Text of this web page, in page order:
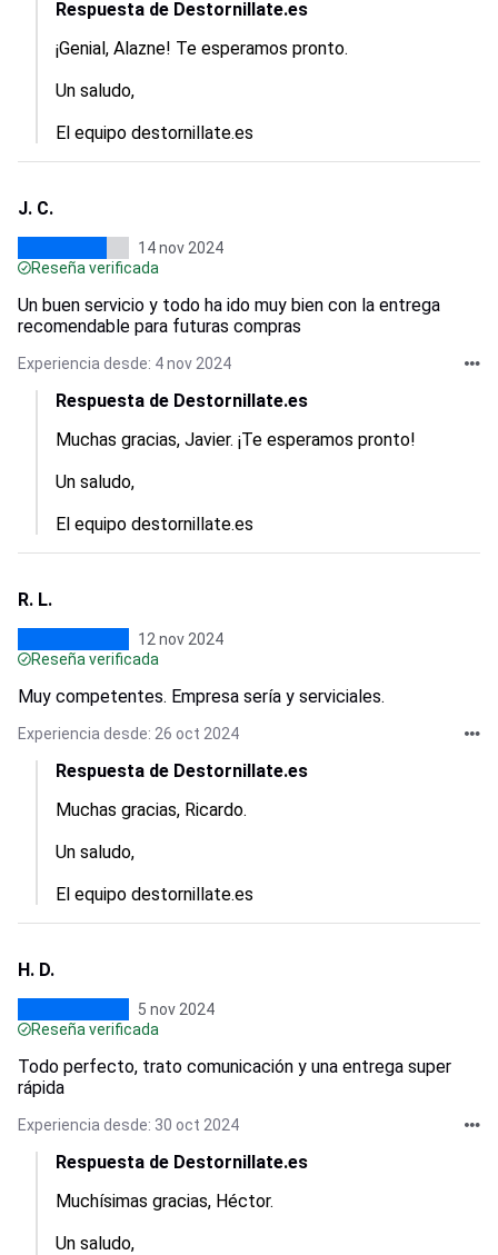
Respuesta de Destornillate.es
¡Genial, Alazne! Te esperamos pronto.
Un saludo,
El equipo destornillate.es
J. C.
14 nov 2024
Reseña verificada
Un buen servicio y todo ha ido muy bien con la entrega
recomendable para futuras compras
Experiencia desde: 4 nov 2024
Respuesta de Destornillate.es
Muchas gracias, Javier. ¡Te esperamos pronto!
Un saludo,
El equipo destornillate.es
R. L.
12 nov 2024
Reseña verificada
Muy competentes. Empresa sería y serviciales.
Experiencia desde: 26 oct 2024
Respuesta de Destornillate.es
Muchas gracias, Ricardo.
Un saludo,
El equipo destornillate.es
H. D.
5 nov 2024
Reseña verificada
Todo perfecto, trato comunicación y una entrega super
rápida
Experiencia desde: 30 oct 2024
Respuesta de Destornillate.es
Muchísimas gracias, Héctor.
Un saludo,